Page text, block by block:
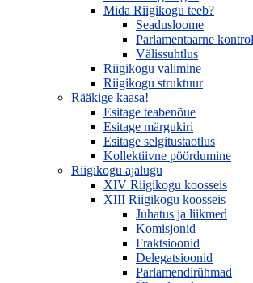
Mida Riigikogu teeb?
Seadusloome
Parlamentaarne
Välissuhtlus
Riigikogu valimine
Riigikogu struktuur
Rääkige kaasa!
Esitage teabenõue
Esitage märgukiri
Esitage selgitustaotlus
Kollektiivne pöördumine
Riigikogu ajalugu
XIV Riigikogu koosseis
XIII Riigikogu koosseis
Juhatus ja liikmed
Komisjonid
Fraktsioonid
Delegatsioonid
Parlamendirühmad